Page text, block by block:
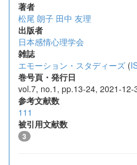
著者
松尾 朗子 田中 友理
出版者
日本感情心理学会
雑誌
エモーション・スタディーズ (
巻号頁・発行日
vol.7, no.1, pp.13-24, 2021-
参考文献数
111
被引用文献数
3